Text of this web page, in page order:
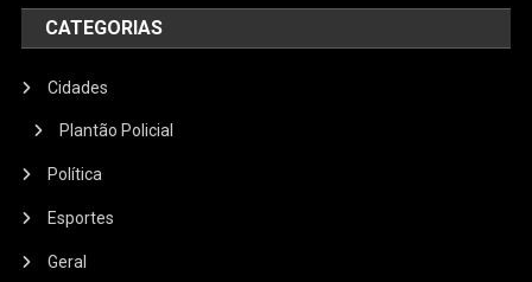
CATEGORIAS
Cidades
Plantão Policial
Política
Esportes
Geral